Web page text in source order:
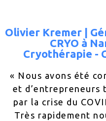
Olivier Kremer |
CRYO à
Cryothérapie -
« Nous avons été
et d’entrepreneurs
par la crise du
Très rapidement